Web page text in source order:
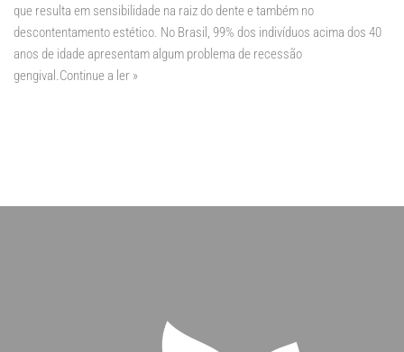
que resulta em sensibilidade na raiz do dente e também no
descontentamento estético. No Brasil, 99% dos indivíduos acima dos 40
anos de idade apresentam algum problema de recessão
gengival. Continue a ler »